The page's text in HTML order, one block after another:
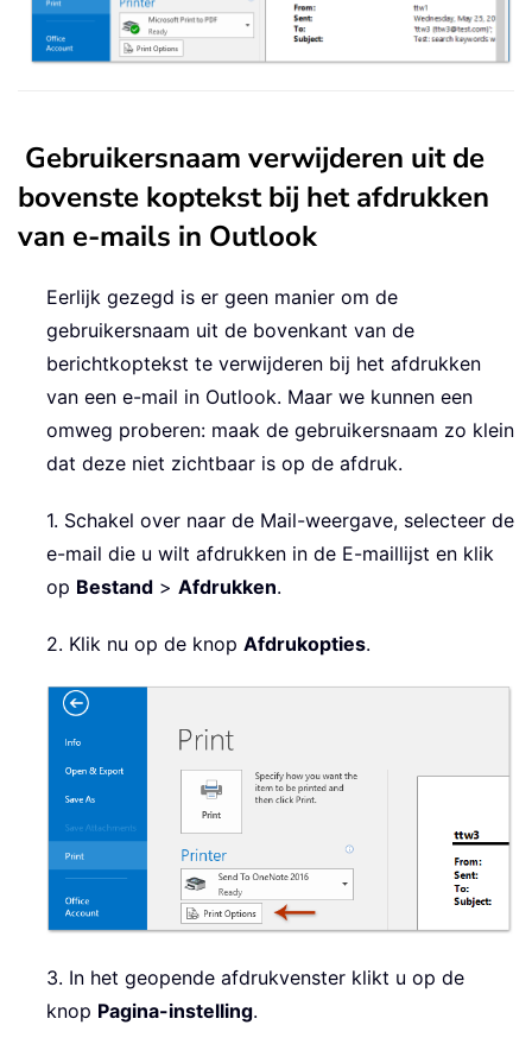
Gebruikersnaam verwijderen uit de
bovenste koptekst bij het afdrukken
van e-mails in Outlook
Eerlijk gezegd is er geen manier om de
gebruikersnaam uit de bovenkant van de
berichtkoptekst te verwijderen bij het afdrukken
van een e-mail in Outlook. Maar we kunnen een
omweg proberen: maak de gebruikersnaam zo klein
dat deze niet zichtbaar is op de afdruk.
1. Schakel over naar de Mail-weergave, selecteer de
e-mail die u wilt afdrukken in de E-maillijst en klik
op Bestand > Afdrukken.
2. Klik nu op de knop Afdrukopties.
3. In het geopende afdrukvenster klikt u op de
knop Pagina-instelling.